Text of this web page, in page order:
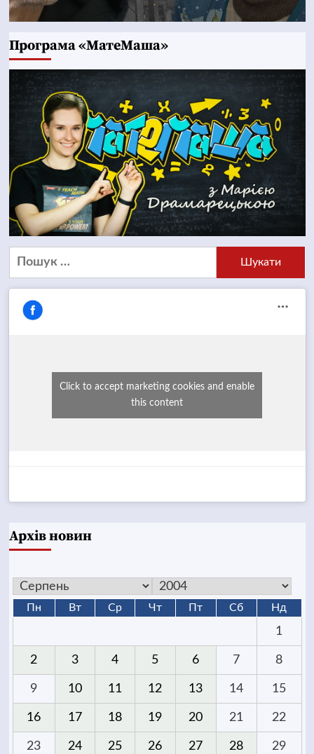
Програма «МатеМаша»
Пошук:
Click to accept marketing cookies and enable
this content
Архів новин
Пн Вт Ср Чт Пт Сб Нд
1
2 3 4 5 6 7 8
9 10 11 12 13 14 15
16 17 18 19 20 21 22
23 24 25 26 27 28 29